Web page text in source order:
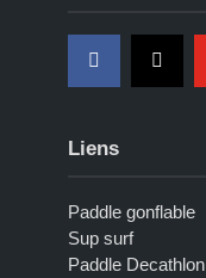
Liens
Paddle gonflable
Sup surf
Paddle Decathlon